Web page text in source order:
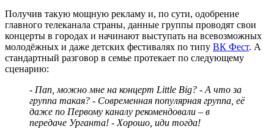
Получив такую мощную рекламу и, по сути, одобрение
главного телеканала страны, данные группы проводят свои
концерты в городах и начинают выступать на всевозможных
молодёжных и даже детских фестивалях по типу ВК Фест. А
стандартный разговор в семье протекает по следующему
сценарию:
- Пап, можно мне на концерт Little Big? - А что за
группа такая? - Современная популярная группа, её
даже по Первому каналу рекомендовали – в
передаче Урганта! - Хорошо, иди тогда!